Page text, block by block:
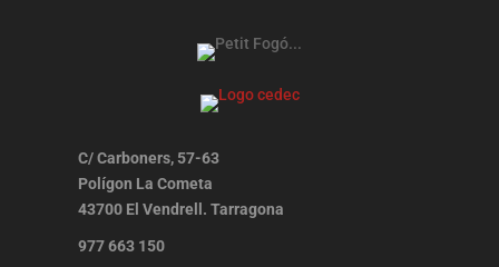
C/ Carboners, 57-63
Polígon La Cometa
43700 El Vendrell. Tarragona
977 663 150